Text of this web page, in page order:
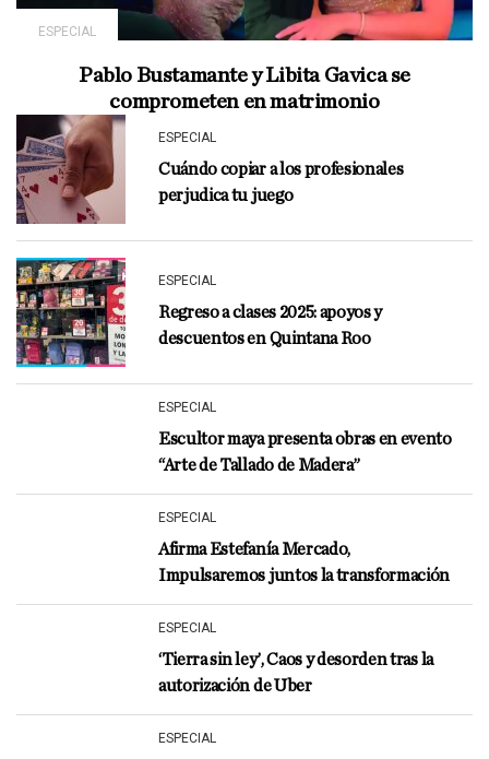
ESPECIAL
Pablo Bustamante y Libita Gavica se
comprometen en matrimonio
ESPECIAL
Cuándo copiar a los profesionales
perjudica tu juego
ESPECIAL
Regreso a clases 2025: apoyos y
descuentos en Quintana Roo
ESPECIAL
Escultor maya presenta obras en evento
“Arte de Tallado de Madera”
ESPECIAL
Afirma Estefanía Mercado,
Impulsaremos juntos la transformación
ESPECIAL
‘Tierra sin ley’, Caos y desorden tras la
autorización de Uber
ESPECIAL